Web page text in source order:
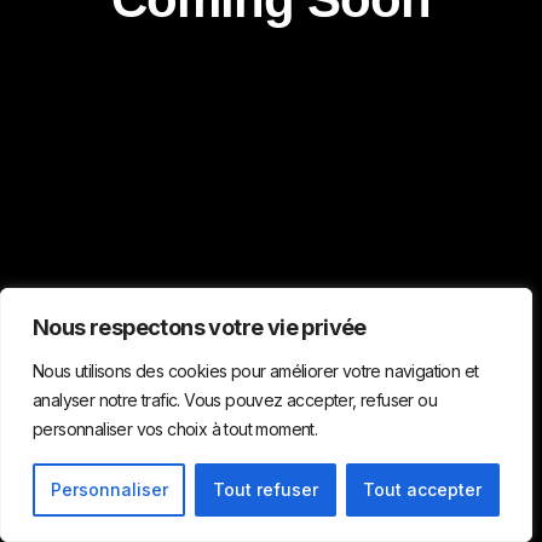
Nous respectons votre vie privée
Nous utilisons des cookies pour améliorer votre navigation et
analyser notre trafic. Vous pouvez accepter, refuser ou
personnaliser vos choix à tout moment.
Personnaliser Tout refuser Tout accepter